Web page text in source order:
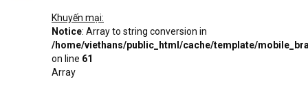
Khuyến mại:
Notice: Array to string conversion in
/home/viethans/public_html/cache/template/
on line 61
Array